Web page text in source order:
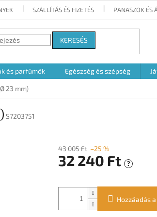
SZÁLLÍTÁS ÉS FIZETÉS PANASZOK ÉS
KERESÉS
és parfümök Egészség és szépség
23 mm)
S7203751
43 005 Ft –25 %
32 240 Ft ?
Hozzáadás